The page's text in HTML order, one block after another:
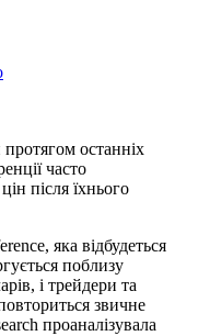
протягом останніх
часто
після їхнього
яка відбудеться
поблизу
і трейдери та
звичне
проаналізувала